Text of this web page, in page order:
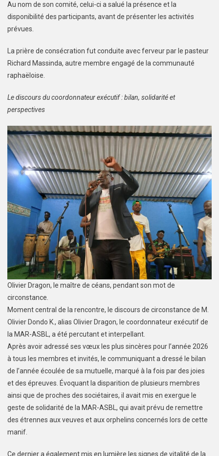
Au nom de son comité, celui-ci a salué la présence et la
disponibilité des participants, avant de présenter les activités
prévues.
La prière de consécration fut conduite avec ferveur par le pasteur
Richard Massinda, autre membre engagé de la communauté
raphaëloise.
Le discours du coordonnateur exécutif : bilan, solidarité et
perspectives
Olivier Dragon, le maître de céans, pendant son mot de
circonstance.
Moment central de la rencontre, le discours de circonstance de M.
Olivier Dondo K., alias Olivier Dragon, le coordonnateur exécutif de
la MAR-ASBL, a été percutant et interpellant.
Après avoir adressé ses vœux les plus sincères pour l’année 2026
à tous les membres et invités, le communiquant a dressé le bilan
de l’année écoulée de sa mutuelle, marqué à la fois par des joies
et des épreuves. Évoquant la disparition de plusieurs membres
ainsi que de proches des sociétaires, il avait mis en exergue le
geste de solidarité de la MAR-ASBL, qui avait prévu de remettre
des étrennes aux veuves et aux orphelins concernés lors de cette
manif.
Ce dernier a également mis en lumière les signes de vitalité de la